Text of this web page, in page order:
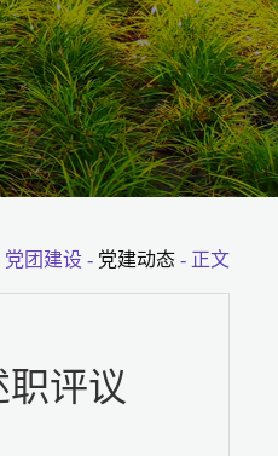
党团建设 - 党建动态 - 正文
评议